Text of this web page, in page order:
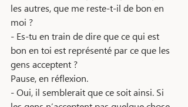
les autres, que me reste-t-il de bon en
moi ?
- Es-tu en train de dire que ce qui est
bon en toi est représenté par ce que les
gens acceptent ?
Pause, en réflexion.
- Oui, il semblerait que ce soit ainsi. Si